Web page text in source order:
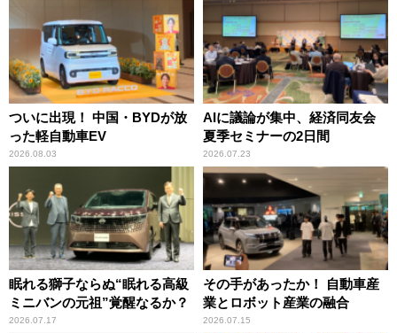
ついに出現！ 中国・BYDが放
った軽自動車EV
2026.08.03
AIに議論が集中、経済同友会
夏季セミナーの2日間
2026.07.23
眠れる獅子ならぬ“眠れる高級
ミニバンの元祖”覚醒なるか？
2026.07.17
その手があったか！ 自動車産
業とロボット産業の融合
2026.07.15